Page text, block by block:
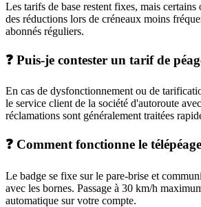
Les tarifs de base restent fixes, mais certains
des réductions lors de créneaux moins
abonnés réguliers.
❓ Puis-je contester un tarif de
En cas de dysfonctionnement ou de
le service client de la société d'autoroute
réclamations sont généralement traitées
❓ Comment fonctionne le
Le badge se fixe sur le pare-brise et
avec les bornes. Passage à 30 km/h
automatique sur votre compte.